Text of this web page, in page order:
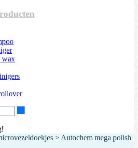
wax
> Autochem mega polish